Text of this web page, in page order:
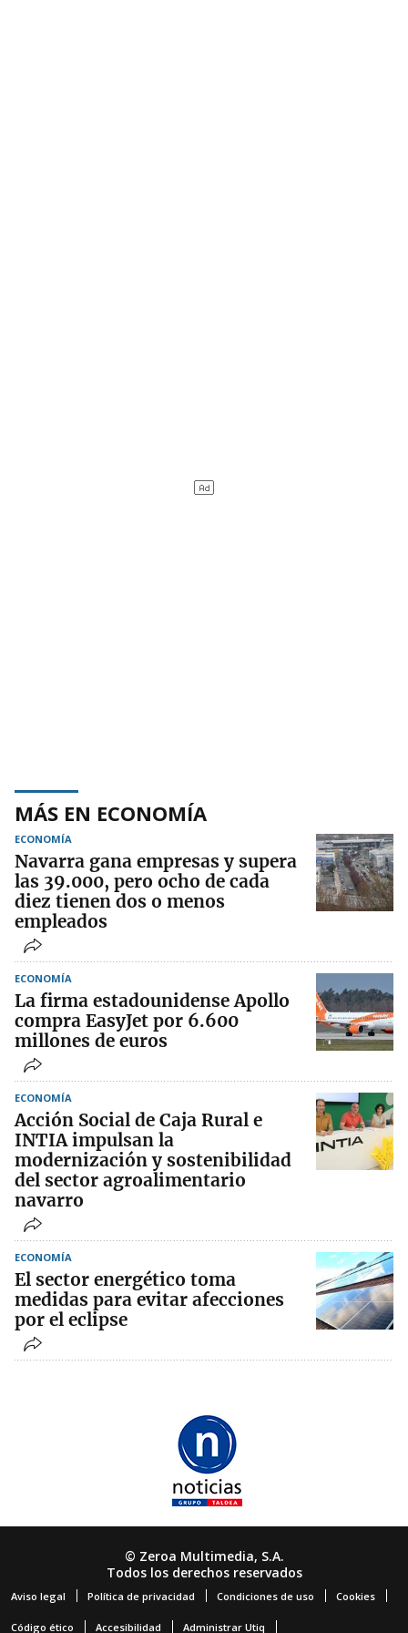
MÁS EN ECONOMÍA
ECONOMÍA
Navarra gana empresas y supera
las 39.000, pero ocho de cada
diez tienen dos o menos
empleados
ECONOMÍA
La firma estadounidense Apollo
compra EasyJet por 6.600
millones de euros
ECONOMÍA
Acción Social de Caja Rural e
INTIA impulsan la
modernización y sostenibilidad
del sector agroalimentario
navarro
ECONOMÍA
El sector energético toma
medidas para evitar afecciones
por el eclipse
© Zeroa Multimedia, S.A.
Todos los derechos reservados
Aviso legal Política de privacidad Condiciones de uso Cookies
Código ético Accesibilidad Administrar Utiq